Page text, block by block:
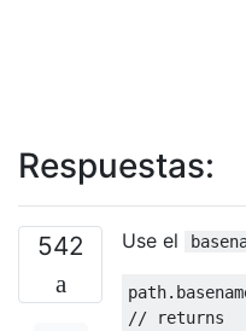
Respuestas:
542 Use el
path.
// returns